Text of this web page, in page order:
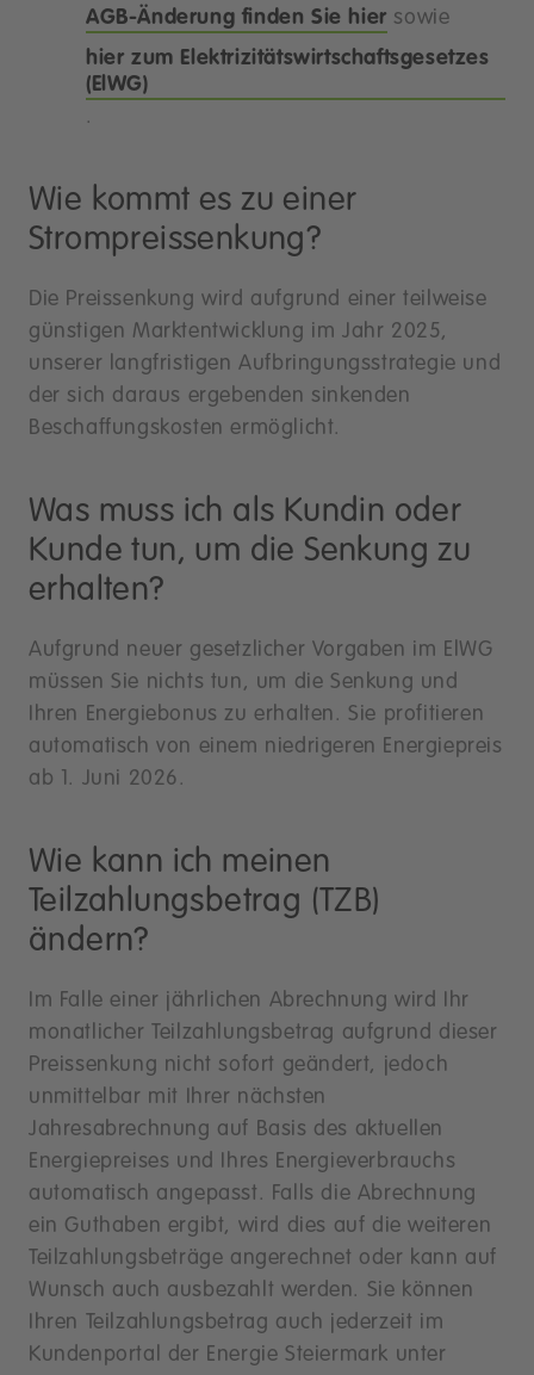
AGB-Änderung finden Sie hier sowie
hier zum Elektrizitätswirtschaftsgesetzes
(ElWG)
.
Wie kommt es zu einer
Strompreissenkung?
Die Preissenkung wird aufgrund einer teilweise
günstigen Marktentwicklung im Jahr 2025,
unserer langfristigen Aufbringungsstrategie und
der sich daraus ergebenden sinkenden
Beschaffungskosten ermöglicht.
Was muss ich als Kundin oder
Kunde tun, um die Senkung zu
erhalten?
Aufgrund neuer gesetzlicher Vorgaben im ElWG
müssen Sie nichts tun, um die Senkung und
Ihren Energiebonus zu erhalten. Sie profitieren
automatisch von einem niedrigeren Energiepreis
ab 1. Juni 2026.
Wie kann ich meinen
Teilzahlungsbetrag (TZB)
ändern?
Im Falle einer jährlichen Abrechnung wird Ihr
monatlicher Teilzahlungsbetrag aufgrund dieser
Preissenkung nicht sofort geändert, jedoch
unmittelbar mit Ihrer nächsten
Jahresabrechnung auf Basis des aktuellen
Energiepreises und Ihres Energieverbrauchs
automatisch angepasst. Falls die Abrechnung
ein Guthaben ergibt, wird dies auf die weiteren
Teilzahlungsbeträge angerechnet oder kann auf
Wunsch auch ausbezahlt werden. Sie können
Ihren Teilzahlungsbetrag auch jederzeit im
Kundenportal der Energie Steiermark unter